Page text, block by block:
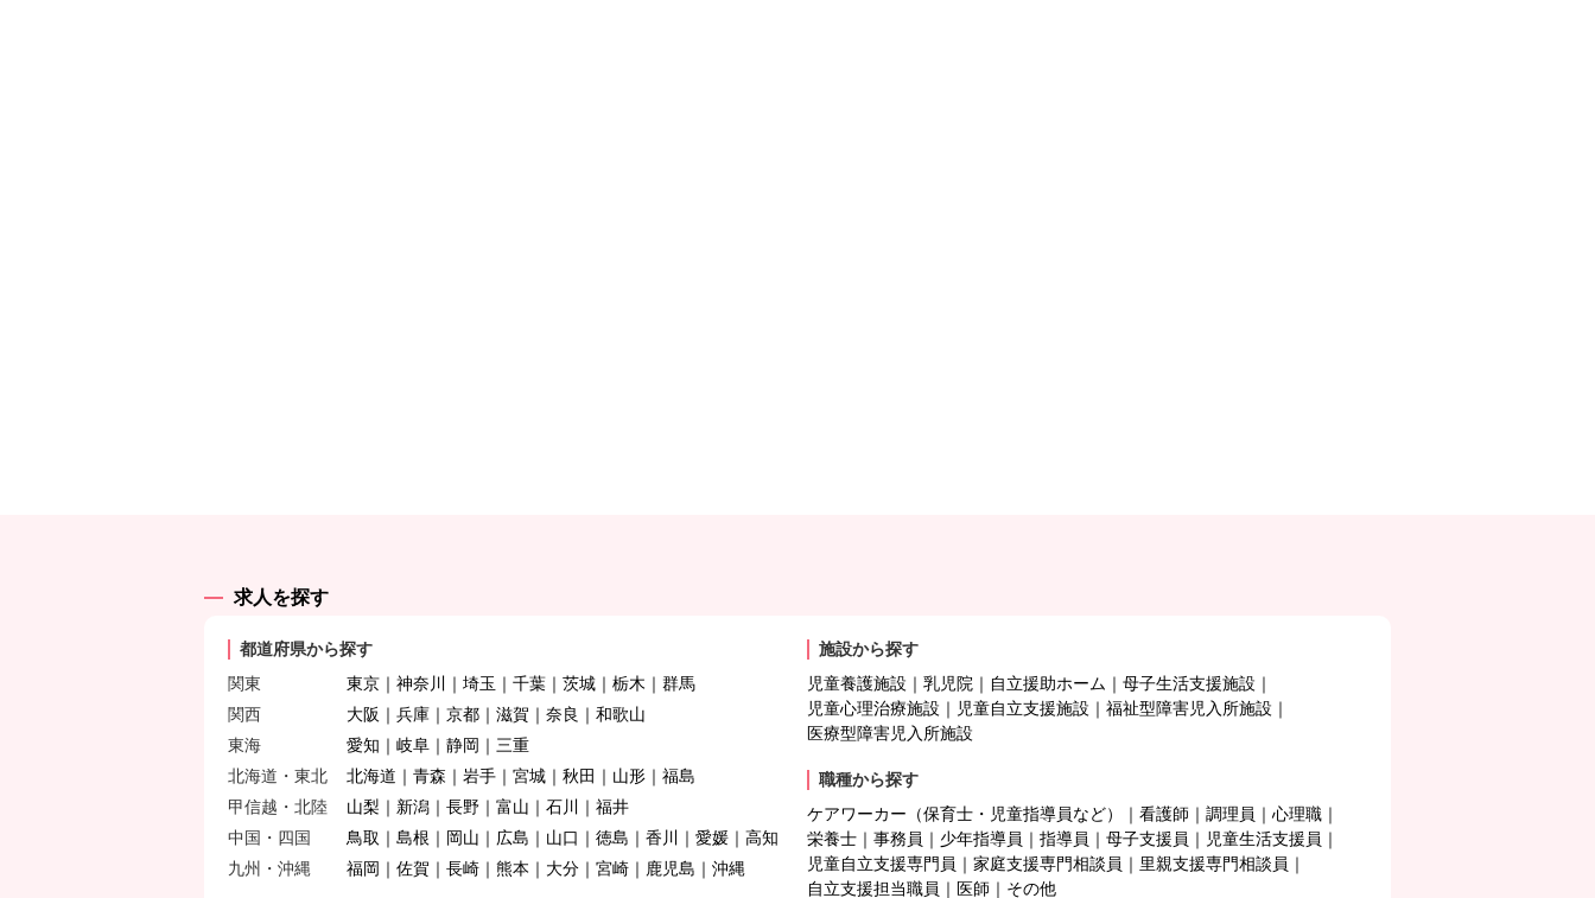
求人を探す
都道府県から探す
関東
東京 神奈川 埼玉 千葉 茨城 栃木
群馬
関西
大阪 兵庫 京都 滋賀 奈良
和歌山
東海
愛知 岐阜 静岡
三重
北海道・東北
北海道 青森 岩手 宮城 秋田 山形
福島
甲信越・北陸
山梨 新潟 長野 富山 石川
福井
中国・四国
鳥取 島根 岡山 広島 山口 徳島 香川 愛媛
高知
九州・沖縄
福岡 佐賀 長崎 熊本 大分 宮崎 鹿児島 沖縄
施設から探す
児童養護施設
乳児院 自立援助ホーム
母子生活支援施設
児童心理治療施設
児童自立支援施設
福祉型障害児入所施設
医療型障害児入所施設
職種から探す
ケアワーカー（保育士・児童指導員など）
看護師 調理員
心理職
栄養士
事務員 少年指導員 指導員 母子支援員
児童生活支援員
児童自立支援専門員
家庭支援専門相談員
里親支援専門相談員
自立支援担当職員
医師 その他